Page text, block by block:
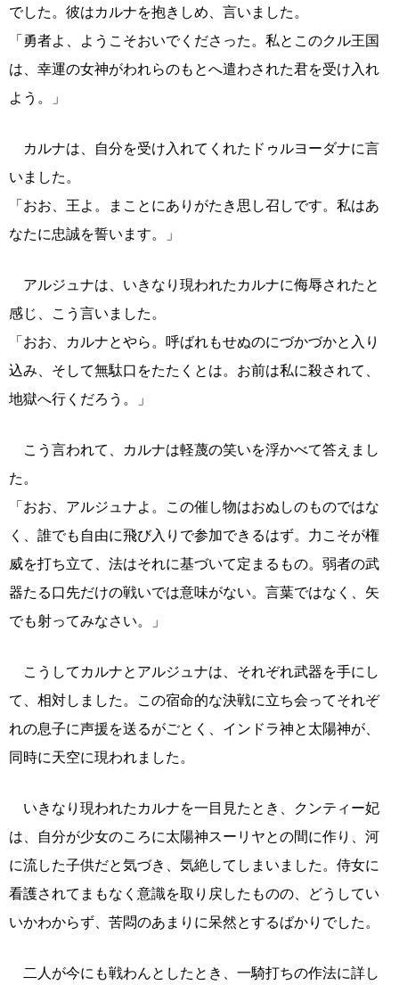
でした。彼はカルナを抱きしめ、言いました。
「勇者よ、ようこそおいでくださった。私とこのクル王国
は、幸運の女神がわれらのもとへ遣わされた君を受け入れ
よう。」
カルナは、自分を受け入れてくれたドゥルヨーダナに言
いました。
「おお、王よ。まことにありがたき思し召しです。私はあ
なたに忠誠を誓います。」
アルジュナは、いきなり現われたカルナに侮辱されたと
感じ、こう言いました。
「おお、カルナとやら。呼ばれもせぬのにづかづかと入り
込み、そして無駄口をたたくとは。お前は私に殺されて、
地獄へ行くだろう。」
こう言われて、カルナは軽蔑の笑いを浮かべて答えまし
た。
「おお、アルジュナよ。この催し物はおぬしのものではな
く、誰でも自由に飛び入りで参加できるはず。力こそが権
威を打ち立て、法はそれに基づいて定まるもの。弱者の武
器たる口先だけの戦いでは意味がない。言葉ではなく、矢
でも射ってみなさい。」
こうしてカルナとアルジュナは、それぞれ武器を手にし
て、相対しました。この宿命的な決戦に立ち会ってそれぞ
れの息子に声援を送るがごとく、インドラ神と太陽神が、
同時に天空に現われました。
いきなり現われたカルナを一目見たとき、クンティー妃
は、自分が少女のころに太陽神スーリヤとの間に作り、河
に流した子供だと気づき、気絶してしまいました。侍女に
看護されてまもなく意識を取り戻したものの、どうしてい
いかわからず、苦悶のあまりに呆然とするばかりでした。
二人が今にも戦わんとしたとき、一騎打ちの作法に詳し